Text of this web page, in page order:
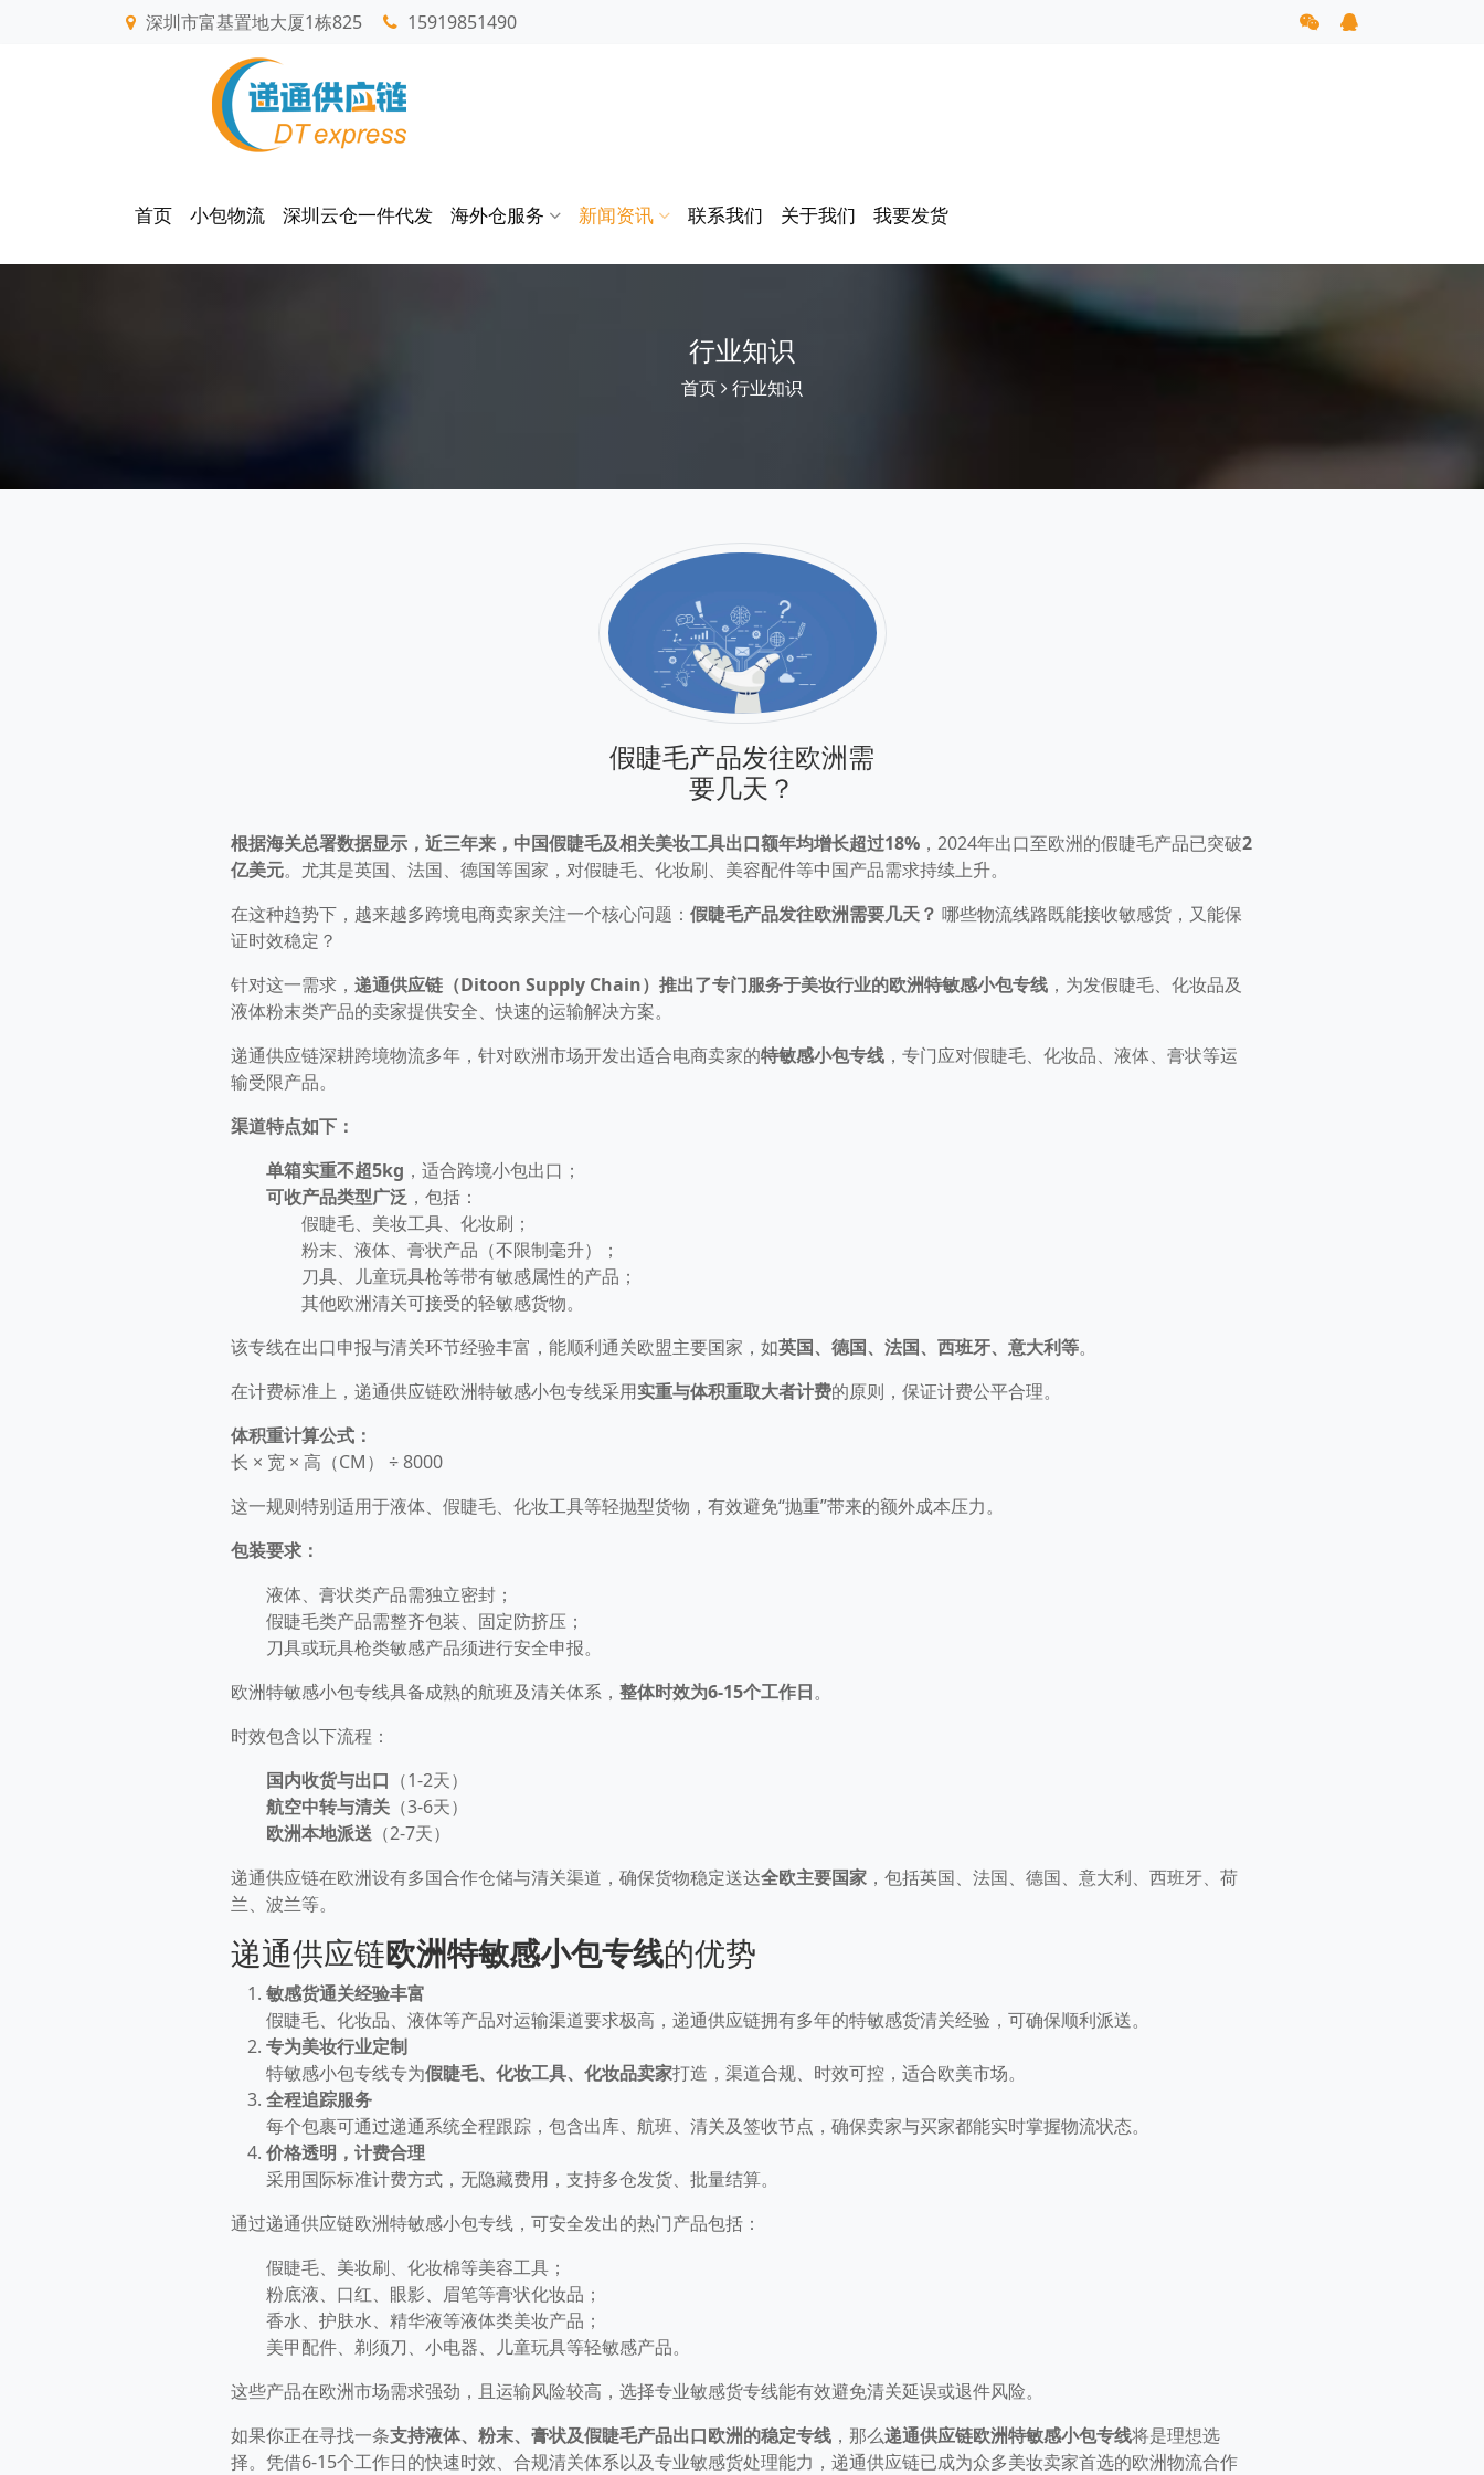
深圳市富基置地大厦1栋825 15919851490
首页 小包物流 深圳云仓一件代发 海外仓服务 新闻资讯 联系我们 关于我们 我要发货
行业知识
首页 行业知识
假睫毛产品发往欧洲需
要几天？
根据海关总署数据显示，近三年来，中国假睫毛及相关美妆工具出口额年均增长超过18% ，2024年出口至欧洲的假睫毛产品已突破2
亿美元。尤其是英国、法国、德国等国家，对假睫毛、化妆刷、美容配件等中国产品需求持续上升。
在这种趋势下，越来越多跨境电商卖家关注一个核心问题： 假睫毛产品发往欧洲需要几天？ 哪些物流线路既能接收敏感货，又能保
证时效稳定？
针对这一需求， 递通供应链（Ditoon Supply Chain）推出了专门服务于美妆行业的欧洲特敏感小包专线 ，为发假睫毛、化妆品及
液体粉末类产品的卖家提供安全、快速的运输解决方案。
递通供应链深耕跨境物流多年，针对欧洲市场开发出适合电商卖家的特敏感小包专线 ，专门应对假睫毛、化妆品、液体、膏状等运
输受限产品。
渠道特点如下：
单箱实重不超5kg ，适合跨境小包出口；
可收产品类型广泛 ，包括：
假睫毛、美妆工具、化妆刷；
粉末、液体、膏状产品（不限制毫升）；
刀具、儿童玩具枪等带有敏感属性的产品；
其他欧洲清关可接受的轻敏感货物。
该专线在出口申报与清关环节经验丰富，能顺利通关欧盟主要国家，如英国、德国、法国、西班牙、意大利等。
在计费标准上，递通供应链欧洲特敏感小包专线采用实重与体积重取大者计费的原则，保证计费公平合理。
体积重计算公式：
长 × 宽 × 高（CM） ÷ 8000
这一规则特别适用于液体、假睫毛、化妆工具等轻抛型货物，有效避免“抛重”带来的额外成本压力。
包装要求：
液体、膏状类产品需独立密封；
假睫毛类产品需整齐包装、固定防挤压；
刀具或玩具枪类敏感产品须进行安全申报。
欧洲特敏感小包专线具备成熟的航班及清关体系， 整体时效为6-15个工作日。
时效包含以下流程：
国内收货与出口 （1-2天）
航空中转与清关 （3-6天）
欧洲本地派送 （2-7天）
递通供应链在欧洲设有多国合作仓储与清关渠道，确保货物稳定送达全欧主要国家 ，包括英国、法国、德国、意大利、西班牙、荷
兰、波兰等。
递通供应链欧洲特敏感小包专线的优势
敏感货通关经验丰富
假睫毛、化妆品、液体等产品对运输渠道要求极高，递通供应链拥有多年的特敏感货清关经验，可确保顺利派送。
专为美妆行业定制
特敏感小包专线专为假睫毛、化妆工具、化妆品卖家打造，渠道合规、时效可控，适合欧美市场。
全程追踪服务
每个包裹可通过递通系统全程跟踪，包含出库、航班、清关及签收节点，确保卖家与买家都能实时掌握物流状态。
价格透明，计费合理
采用国际标准计费方式，无隐藏费用，支持多仓发货、批量结算。
通过递通供应链欧洲特敏感小包专线，可安全发出的热门产品包括：
假睫毛、美妆刷、化妆棉等美容工具；
粉底液、口红、眼影、眉笔等膏状化妆品；
香水、护肤水、精华液等液体类美妆产品；
美甲配件、剃须刀、小电器、儿童玩具等轻敏感产品。
这些产品在欧洲市场需求强劲，且运输风险较高，选择专业敏感货专线能有效避免清关延误或退件风险。
如果你正在寻找一条支持液体、粉末、膏状及假睫毛产品出口欧洲的稳定专线 ，那么递通供应链欧洲特敏感小包专线将是理想选
择。凭借6-15个工作日的快速时效、合规清关体系以及专业敏感货处理能力，递通供应链已成为众多美妆卖家首选的欧洲物流合作